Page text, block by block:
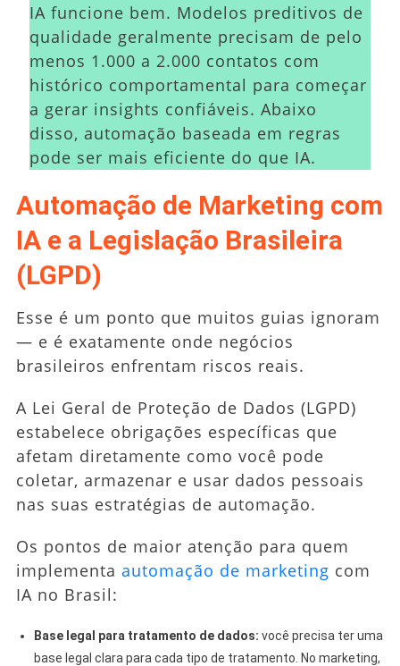
IA funcione bem. Modelos preditivos de
qualidade geralmente precisam de pelo
menos 1.000 a 2.000 contatos com
histórico comportamental para começar
a gerar insights confiáveis. Abaixo
disso, automação baseada em regras
pode ser mais eficiente do que IA.
Automação de Marketing com
IA e a Legislação Brasileira
(LGPD)
Esse é um ponto que muitos guias ignoram
— e é exatamente onde negócios
brasileiros enfrentam riscos reais.
A Lei Geral de Proteção de Dados (LGPD)
estabelece obrigações específicas que
afetam diretamente como você pode
coletar, armazenar e usar dados pessoais
nas suas estratégias de automação.
Os pontos de maior atenção para quem
implementa automação de marketing com
IA no Brasil:
Base legal para tratamento de dados: você precisa ter uma
base legal clara para cada tipo de tratamento. No marketing,